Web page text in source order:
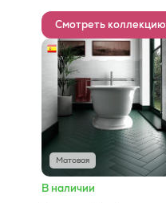
Смотреть коллекцию
Матовая
В наличии